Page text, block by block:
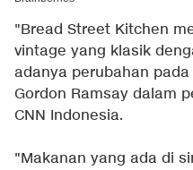
"Bread Street Kitchen
vintage yang klasik
adanya perubahan
Gordon Ramsay dalam
CNN Indonesia.
"Makanan yang ada di